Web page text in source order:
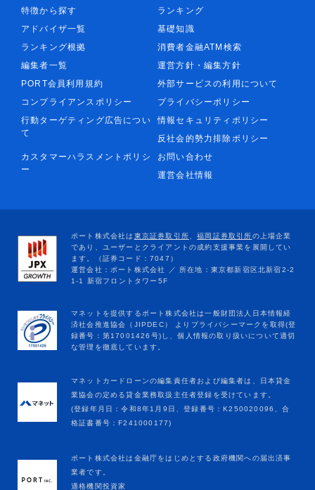
特徴から探す
ランキング
アドバイザ一覧
基礎知識
ランキング根拠
消費者金融ATM検索
編集者一覧
運営方針・編集方針
PORT会員利用規約
外部サービスの利用について
コンプライアンスポリシー
プライバシーポリシー
行動ターゲティング広告につい
て
情報セキュリティポリシー
反社会的勢力排除ポリシー
カスタマーハラスメントポリシ
ー
お問い合わせ
運営会社情報
マネットカードローンの編集責任者および編集者は、日本貸金
業協会の定める貸金業務取扱主任者登録を受けています。
(登録年月日：令和8年1月9日、登録番号：K250020096、合
格証書番号：F241000177)
ポート株式会社は金融庁をはじめとする政府機関への届出済事
業者です。
適格機関投資家